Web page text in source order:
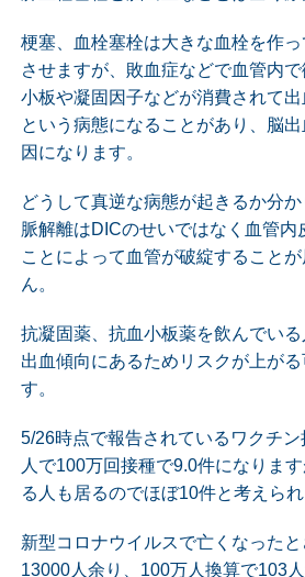
梗塞、血栓塞栓は大きな血栓を作
させますが、敗血症などで血管内
小板や凝固因子などが消費されて
という病態になることがあり、脳
因になります。
どうして真逆な病態が起きるか分
脈解離はDICのせいではなく血管内
ことによって血管が破綻すること
ん。
抗凝固薬、抗血小板薬を飲んでい
出血傾向にあるためリスクが上が
す。
5/26時点で報告されているワクチ
人で100万回接種で9.0件になりま
る人も居るのでほぼ10件と考えられ
新型コロナウイルスで亡くなった
13000人余り、100万人換算で103